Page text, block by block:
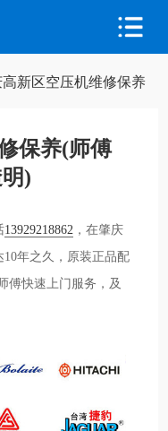
新区空压机维修保养
保养(师傅
)
13929218862 ，在肇庆
年之久，原装正品配
傅快速上门服务，及